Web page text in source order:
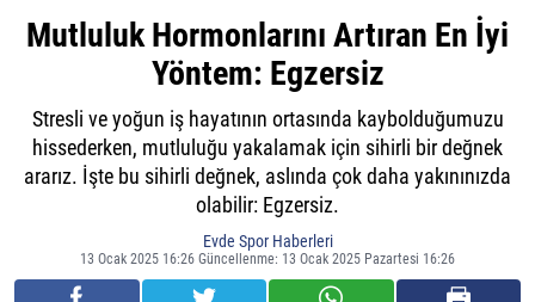
Mutluluk Hormonlarını Artıran En İyi
Yöntem: Egzersiz
Stresli ve yoğun iş hayatının ortasında kaybolduğumuzu
hissederken, mutluluğu yakalamak için sihirli bir değnek
ararız. İşte bu sihirli değnek, aslında çok daha yakınınızda
olabilir: Egzersiz.
Evde Spor Haberleri
13 Ocak 2025 16:26 Güncellenme: 13 Ocak 2025 Pazartesi 16:26